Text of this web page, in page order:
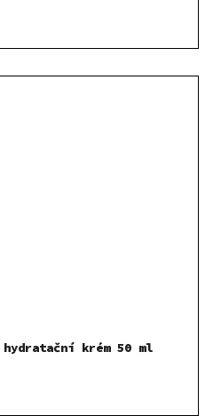
hydratační krém 50 ml